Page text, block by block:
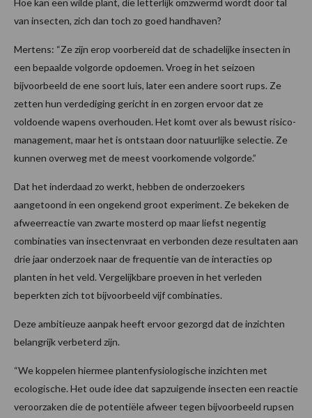
Hoe kan een wilde plant, die letterlijk omzwermd wordt door tal
van insecten, zich dan toch zo goed handhaven?
Mertens: “Ze zijn erop voorbereid dat de schadelijke insecten in
een bepaalde volgorde opdoemen. Vroeg in het seizoen
bijvoorbeeld de ene soort luis, later een andere soort rups. Ze
zetten hun verdediging gericht in en zorgen ervoor dat ze
voldoende wapens overhouden. Het komt over als bewust risico-
management, maar het is ontstaan door natuurlijke selectie. Ze
kunnen overweg met de meest voorkomende volgorde.”
Dat het inderdaad zo werkt, hebben de onderzoekers
aangetoond in een ongekend groot experiment. Ze bekeken de
afweerreactie van zwarte mosterd op maar liefst negentig
combinaties van insectenvraat en verbonden deze resultaten aan
drie jaar onderzoek naar de frequentie van de interacties op
planten in het veld. Vergelijkbare proeven in het verleden
beperkten zich tot bijvoorbeeld vijf combinaties.
Deze ambitieuze aanpak heeft ervoor gezorgd dat de inzichten
belangrijk verbeterd zijn.
“We koppelen hiermee plantenfysiologische inzichten met
ecologische. Het oude idee dat sapzuigende insecten een reactie
veroorzaken die de potentiële afweer tegen bijvoorbeeld rupsen